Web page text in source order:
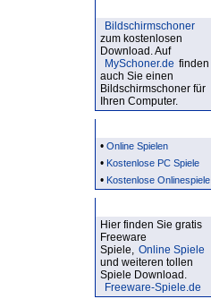
Bildschirmschoner
zum kostenlosen
Download. Auf
MySchoner.de finden
auch Sie einen
Bildschirmschoner für
Ihren Computer.
• Online Spielen
• Kostenlose PC Spiele
• Kostenlose Onlinespiele
Hier finden Sie gratis
Freeware
Spiele, Online Spiele
und weiteren tollen
Spiele Download.
Freeware-Spiele.de